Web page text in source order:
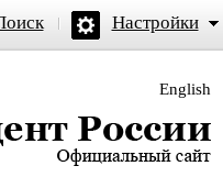
Настройки
English
сайт